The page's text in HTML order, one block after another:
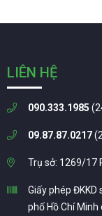
LIÊN HỆ
090.333.1985
09.87.87.0217
Trụ sở: 1269/17
Giấy phép
phố Hồ Chí Minh